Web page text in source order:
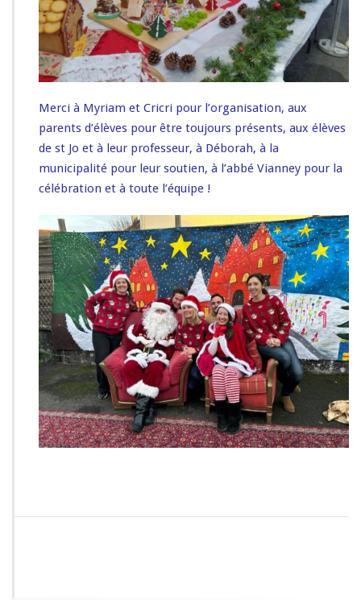
Merci à Myriam et Cricri pour l’organisation, aux
parents d’élèves pour être toujours présents, aux élèves
de st Jo et à leur professeur, à Déborah, à la
municipalité pour leur soutien, à l’abbé Vianney pour la
célébration et à toute l’équipe !